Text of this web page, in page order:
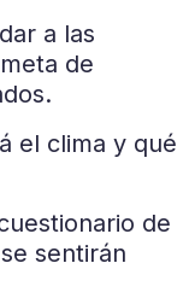
a las
de
el clima y qué
de
sentirán